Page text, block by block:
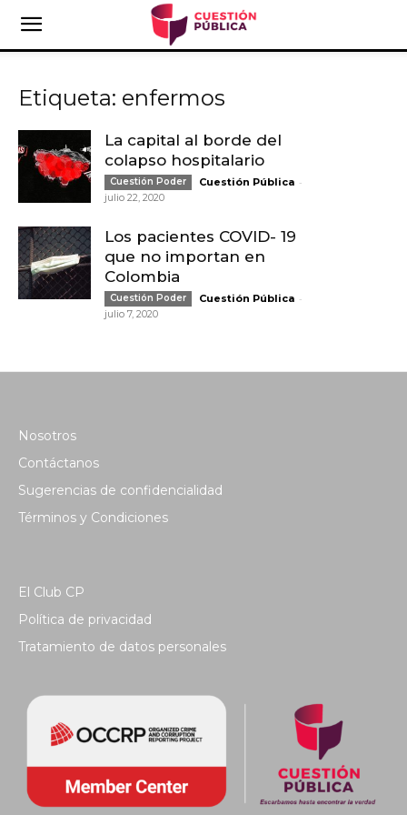
Etiqueta: enfermos
La capital al borde del
colapso hospitalario
Cuestión Poder Cuestión Pública -
julio 22, 2020
Los pacientes COVID- 19
que no importan en
Colombia
Cuestión Poder Cuestión Pública -
julio 7, 2020
Nosotros
Contáctanos
Sugerencias de confidencialidad
Términos y Condiciones
El Club CP
Política de privacidad
Tratamiento de datos personales